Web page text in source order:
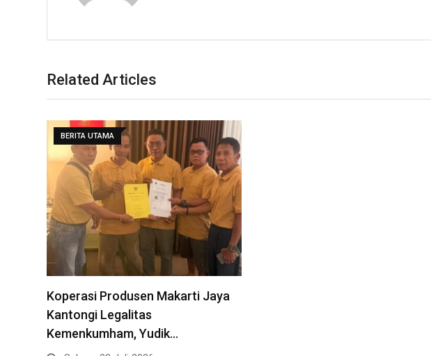
Related Articles
BERITA UTAMA
Koperasi Produsen Makarti Jaya
Kantongi Legalitas
Kemenkumham, Yudik…